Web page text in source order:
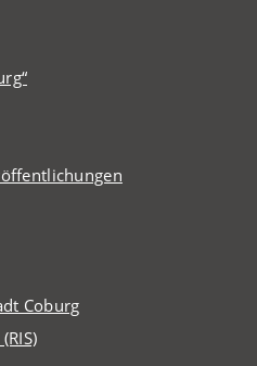
Coburg